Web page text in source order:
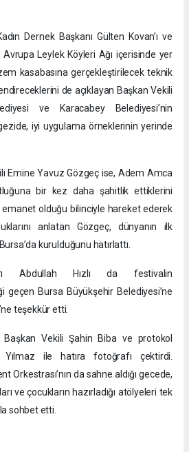
Dernek Başkanı Gülten Kovan’ı ve
Avrupa Leylek Köyleri Ağı içerisinde yer
kasabasına gerçekleştirilecek teknik
de açıklayan Başkan Vekili
ve Karacabey Belediyesi’nin
iyi uygulama örneklerinin yerinde
Emine Yavuz Gözgeç ise, Adem Amca
bir kez daha şahitlik ettiklerini
emanet olduğu bilinciyle hareket ederek
anlatan Gözgeç, dünyanın ilk
kurulduğunu hatırlattı.
Abdullah Hızlı da festivalin
geçen Bursa Büyükşehir Belediyesi’ne
teşekkür etti.
Başkan Vekili Şahin Biba ve protokol
Yılmaz ile hatıra fotoğrafı çektirdi.
Orkestrası’nın da sahne aldığı gecede,
ve çocukların hazırladığı atölyeleri tek
sohbet etti.